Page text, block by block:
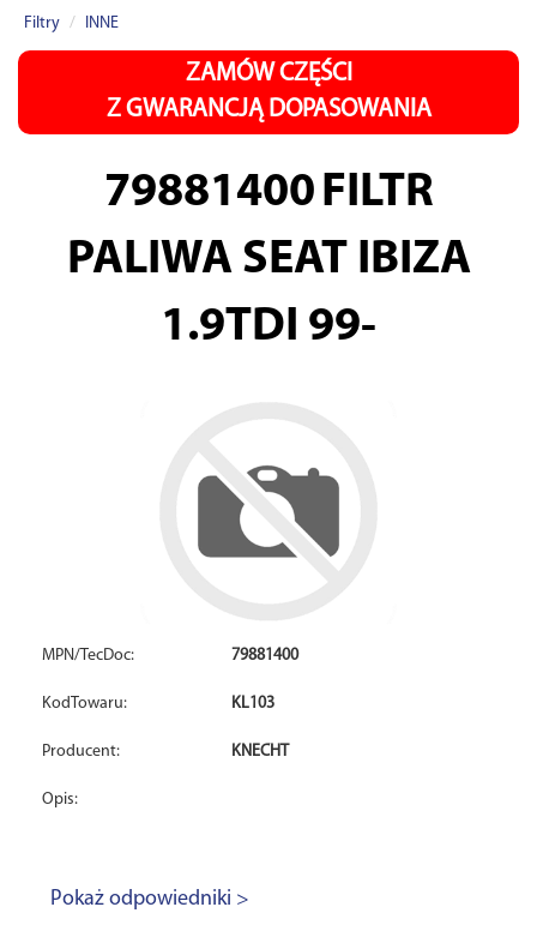
Filtry INNE
ZAMÓW CZĘŚCI
Z GWARANCJĄ DOPASOWANIA
79881400 FILTR
PALIWA SEAT IBIZA
1.9TDI 99-
MPN/TecDoc: 79881400
KodTowaru: KL103
Producent: KNECHT
Opis:
Pokaż odpowiedniki >